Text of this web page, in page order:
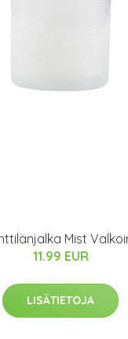
Mist
11.99 EUR
LISÄTIETOJA